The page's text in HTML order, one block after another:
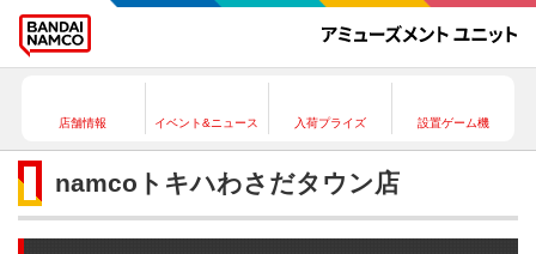
店舗情報 イベント&ニュース 入荷プライズ 設置ゲーム機
namcoトキハわさだタウン店